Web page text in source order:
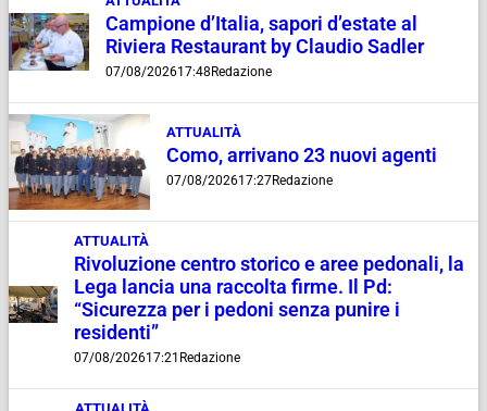
Campione d’Italia, sapori d’estate al
Riviera Restaurant by Claudio Sadler
07/08/202617:48 Redazione
ATTUALITÀ
Como, arrivano 23 nuovi agenti
07/08/202617:27Redazione
ATTUALITÀ
Rivoluzione centro storico e aree pedonali, la
Lega lancia una raccolta firme. Il Pd:
“Sicurezza per i pedoni senza punire i
residenti”
07/08/202617:21 Redazione